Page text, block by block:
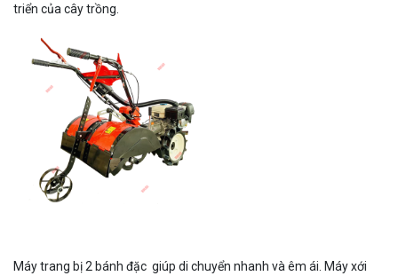
triển của cây trồng.
Máy trang bị 2 bánh đặc giúp di chuyển nhanh và êm ái. Máy xới